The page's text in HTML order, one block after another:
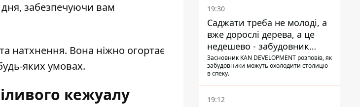
дня, забезпечуючи вам
натхнення. Вона ніжно огортає
яких умовах.
кежуалу
19:30
Саджати треба не молоді, а
вже дорослі дерева, а це
недешево - забудовник
Ніконов
Засновник KAN DEVELOPMENT розповів, як
забудовники можуть охолодити столицю
в спеку.
19:12